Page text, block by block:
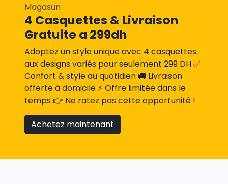
Magasun
4 Casquettes & Livraison
Gratuite a 299dh
Adoptez un style unique avec 4 casquettes
aux designs variés pour seulement 299 DH ✅
Confort & style au quotidien 🚚 Livraison
offerte à domicile ⚡ Offre limitée dans le
temps 👉 Ne ratez pas cette opportunité !
Achetez maintenant